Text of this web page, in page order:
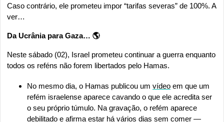
Caso contrário, ele prometeu impor “tarifas severas” de 100%. A
ver…
Da Ucrânia para Gaza… 🌎
Neste sábado (02), Israel prometeu continuar a guerra enquanto
todos os reféns não forem libertados pelo Hamas.
No mesmo dia, o Hamas publicou um vídeo em que um
refém israelense aparece cavando o que ele acredita ser
o seu próprio túmulo. Na gravação, o refém aparece
debilitado e afirma estar há vários dias sem comer —